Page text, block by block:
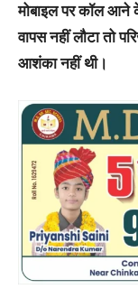
मोबाइल पर कॉल आने
वापस नहीं लौटा तो
आशंका नहीं थी।